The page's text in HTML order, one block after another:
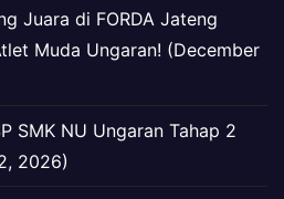
Juara di FORDA Jateng
Muda Ungaran! (December
SMK NU Ungaran Tahap 2
2026)